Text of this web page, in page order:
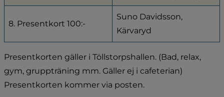
8. Presentkort 100:-
Suno Davidsson,
Kärvaryd
Presentkorten gäller i Töllstorpshallen. (Bad, relax,
gym, gruppträning mm. Gäller ej i cafeterian)
Presentkorten kommer via posten.